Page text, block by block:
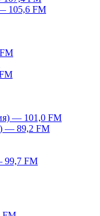
105,6 FM
— 101,0 FM
— 89,2 FM
99,7 FM